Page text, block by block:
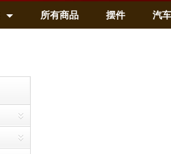
所有商品 摆件 汽